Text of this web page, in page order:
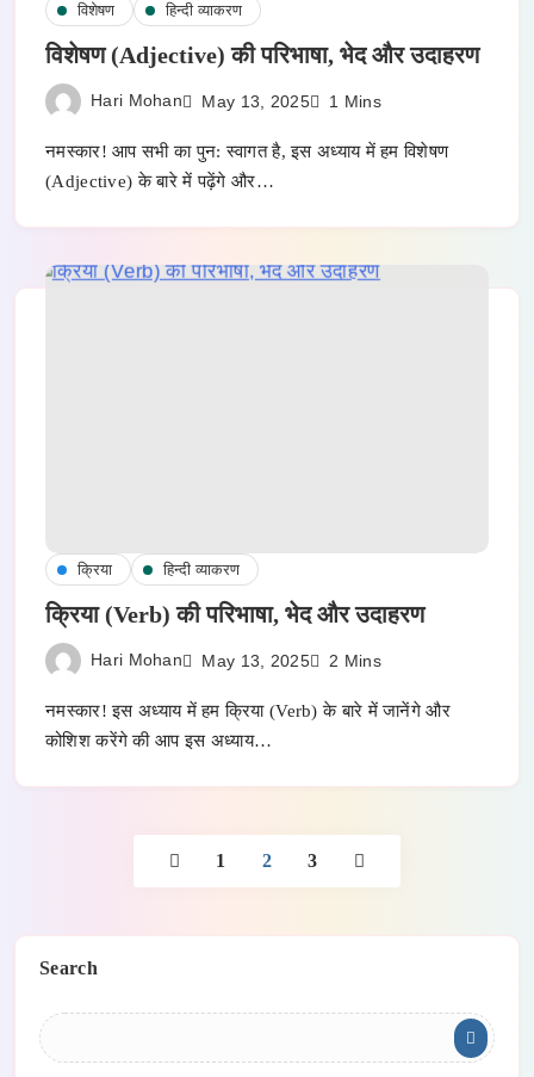
विशेषण हिन्दी व्याकरण
विशेषण (Adjective) की परिभाषा, भेद और उदाहरण
Hari Mohan May 13, 2025 1 Mins
नमस्कार! आप सभी का पुन: स्वागत है, इस अध्याय में हम विशेषण
(Adjective) के बारे में पढ़ेंगे और…
क्रिया हिन्दी व्याकरण
क्रिया (Verb) की परिभाषा, भेद और उदाहरण
Hari Mohan May 13, 2025 2 Mins
नमस्कार! इस अध्याय में हम क्रिया (Verb) के बारे में जानेंगे और
कोशिश करेंगे की आप इस अध्याय…
1 2 3
Search